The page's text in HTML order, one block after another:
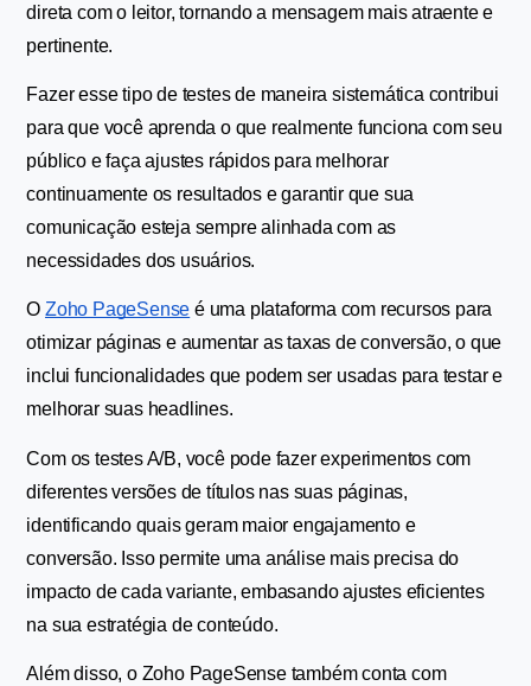
direta com o leitor, tornando a mensagem mais atraente e
pertinente.
Fazer esse tipo de testes de maneira sistemática contribui
para que você aprenda o que realmente funciona com seu
público e faça ajustes rápidos para melhorar
continuamente os resultados e garantir que sua
comunicação esteja sempre alinhada com as
necessidades dos usuários.
O Zoho PageSense é uma plataforma com recursos para
otimizar páginas e aumentar as taxas de conversão, o que
inclui funcionalidades que podem ser usadas para testar e
melhorar suas headlines.
Com os testes A/B, você pode fazer experimentos com
diferentes versões de títulos nas suas páginas,
identificando quais geram maior engajamento e
conversão. Isso permite uma análise mais precisa do
impacto de cada variante, embasando ajustes eficientes
na sua estratégia de conteúdo.
Além disso, o Zoho PageSense também conta com